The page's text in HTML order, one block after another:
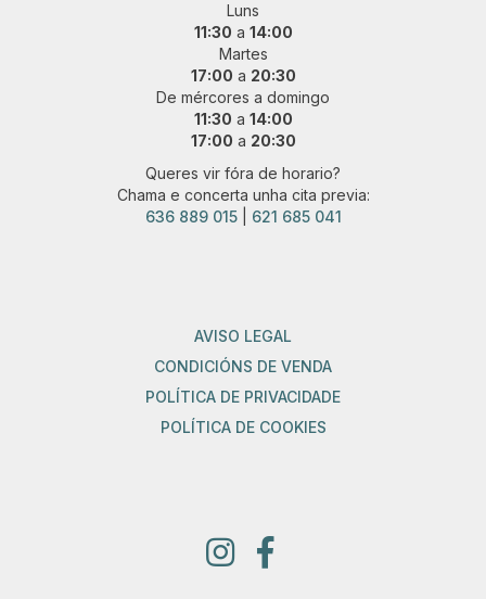
Luns
11:30 a 14:00
Martes
17:00 a 20:30
De mércores a domingo
11:30 a 14:00
17:00 a 20:30
Queres vir fóra de horario?
Chama e concerta unha cita previa:
636 889 015| 621 685 041
AVISO LEGAL
CONDICIÓNS DE VENDA
POLÍTICA DE PRIVACIDADE
POLÍTICA DE COOKIES